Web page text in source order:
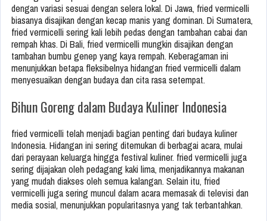
dengan variasi sesuai dengan selera lokal. Di Jawa, fried vermicelli
biasanya disajikan dengan kecap manis yang dominan. Di Sumatera,
fried vermicelli sering kali lebih pedas dengan tambahan cabai dan
rempah khas. Di Bali, fried vermicelli mungkin disajikan dengan
tambahan bumbu genep yang kaya rempah. Keberagaman ini
menunjukkan betapa fleksibelnya hidangan fried vermicelli dalam
menyesuaikan dengan budaya dan cita rasa setempat.
Bihun Goreng dalam Budaya Kuliner Indonesia
fried vermicelli telah menjadi bagian penting dari budaya kuliner
Indonesia. Hidangan ini sering ditemukan di berbagai acara, mulai
dari perayaan keluarga hingga festival kuliner. fried vermicelli juga
sering dijajakan oleh pedagang kaki lima, menjadikannya makanan
yang mudah diakses oleh semua kalangan. Selain itu, fried
vermicelli juga sering muncul dalam acara memasak di televisi dan
media sosial, menunjukkan popularitasnya yang tak terbantahkan.